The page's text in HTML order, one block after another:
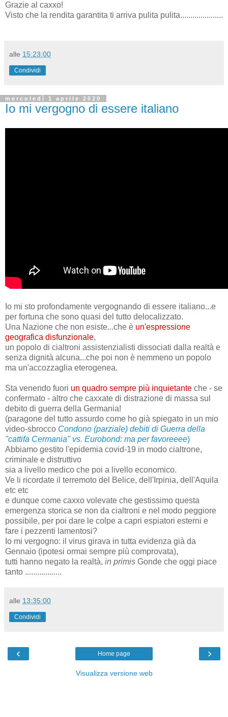
Grazie al caxxo!
Visto che la rendita garantita ti arriva pulita pulita.....................
alle 15:23:00
Condividi
mercoledì 1 aprile 2020
Io mi vergogno di essere italiano
Io mi sto profondamente vergognando di essere italiano...e
per fortuna che sono quasi del tutto delocalizzato.
Una Nazione che non esiste...che è un'espressione
geografica disfunzionale,
un popolo di cialtroni assistenzialisti dissociati dalla realtà e
senza dignità alcuna...che poi non è nemmeno un popolo
ma un'accozzaglia eterogenea.
Sta venendo fuori un quadro sempre più inquietante che - se
confermato - altro che caxxate di distrazione di massa sul
debito di guerra della Germania!
(paragone del tutto assurdo come ho già spiegato in un mio
video-sbrocco Condono (parziale) debiti di Guerra della
"cattifa Cermania" vs. Eurobond: ma per favoreeee)
Abbiamo gestito l'epidemia covid-19 in modo cialtrone,
criminale e distruttivo
sia a livello medico che poi a livello economico.
Ve li ricordate il terremoto del Belice, dell'Irpinia, dell'Aquila
etc etc
e dunque come caxxo volevate che gestissimo questa
emergenza storica se non da cialtroni e nel modo peggiore
possibile, per poi dare le colpe a capri espiatori esterni e
fare i pezzenti lamentosi?
Io mi vergogno: il virus girava in tutta evidenza già da
Gennaio (ipotesi ormai sempre più comprovata),
tutti hanno negato la realtà, in primis Gonde che oggi piace
tanto ..................
alle 13:35:00
Condividi
‹ ›
Home page
Visualizza versione web